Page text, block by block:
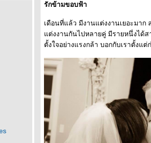
รักข้ามขอบฟ้า
เดือนที่แล้ว มีงานแต่งงานเยอะมา
ต่งงานกันไปหลายคู่ มีรายหนึ่งได้ส
ตั้งใจอย่างแรงกล้า บอกกับเราตั้งแ